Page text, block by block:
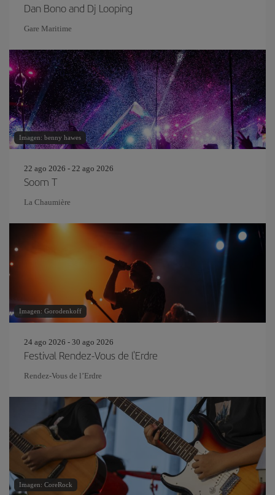
Dan Bono and Dj Looping
Gare Maritime
Imagen: benny hawes
22 ago 2026 - 22 ago 2026
Soom T
La Chaumière
Imagen: Gorodenkoff
24 ago 2026 - 30 ago 2026
Festival Rendez-Vous de l'Erdre
Rendez-Vous de l’Erdre
Imagen: CoreRock